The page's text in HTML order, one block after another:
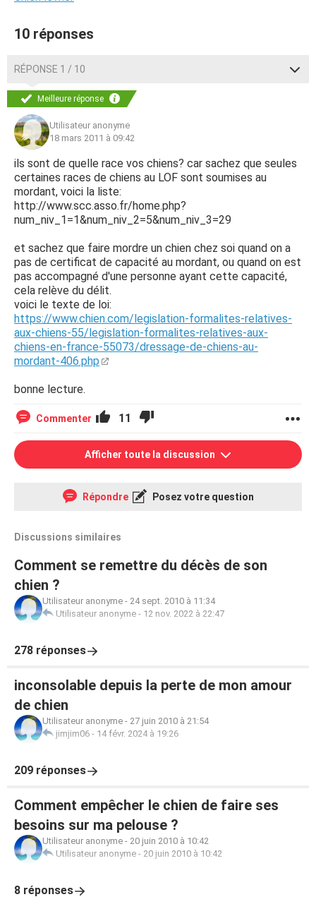
10 réponses
RÉPONSE 1 / 10
Meilleure réponse
Utilisateur anonyme
18 mars 2011 à 09:42
ils sont de quelle race vos chiens? car sachez que seules
certaines races de chiens au LOF sont soumises au
mordant, voici la liste:
http://www.scc.asso.fr/home.php?
num_niv_1=1&num_niv_2=5&num_niv_3=29
et sachez que faire mordre un chien chez soi quand on a
pas de certificat de capacité au mordant, ou quand on est
pas accompagné d'une personne ayant cette capacité,
cela relève du délit.
voici le texte de loi:
https://www.chien.com/legislation-formalites-relatives-
aux-chiens-55/legislation-formalites-relatives-aux-
chiens-en-france-55073/dressage-de-chiens-au-
mordant-406.php
bonne lecture.
Commenter 11
Afficher toute la discussion
Répondre Posez votre question
Discussions similaires
Comment se remettre du décès de son
chien ?
Utilisateur anonyme - 24 sept. 2010 à 11:34
Utilisateur anonyme - 12 nov. 2022 à 22:47
278 réponses
inconsolable depuis la perte de mon amour
de chien
Utilisateur anonyme - 27 juin 2010 à 21:54
jimjim06 - 14 févr. 2024 à 19:26
209 réponses
Comment empêcher le chien de faire ses
besoins sur ma pelouse ?
Utilisateur anonyme - 20 juin 2010 à 10:42
Utilisateur anonyme - 20 juin 2010 à 10:42
8 réponses